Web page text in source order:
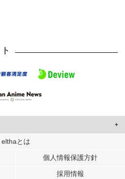
、ユーザーに合わせたコンテンツや広告の
各パートナーに提供しています。
elthaとは
個人情報保護方針
採用情報